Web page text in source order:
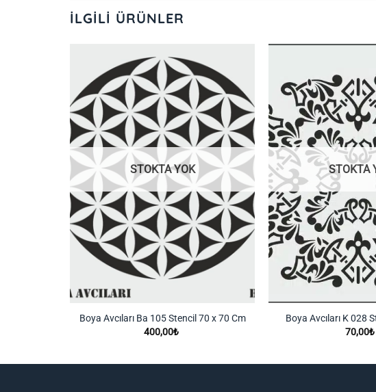
İLGILI ÜRÜNLER
İstek
Listeme
Ekle
STOKTA YOK
Boya Avcıları Ba 105 Stencil 70 x 70 Cm
400,00₺
STOKTA
Boya Avcıları K 028
70,00₺